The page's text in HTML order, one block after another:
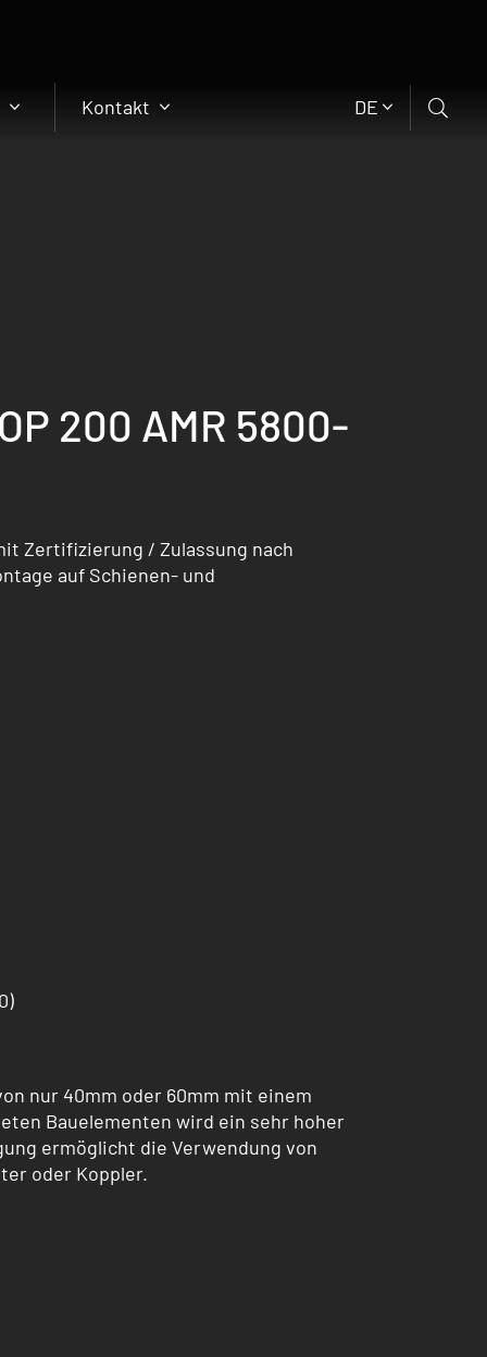
Kontakt DE
200 AMR 5800-
Zertifizierung / Zulassung nach
auf Schienen- und
nur 40mm oder 60mm mit einem
Bauelementen wird ein sehr hoher
ermöglicht die Verwendung von
oder Koppler.